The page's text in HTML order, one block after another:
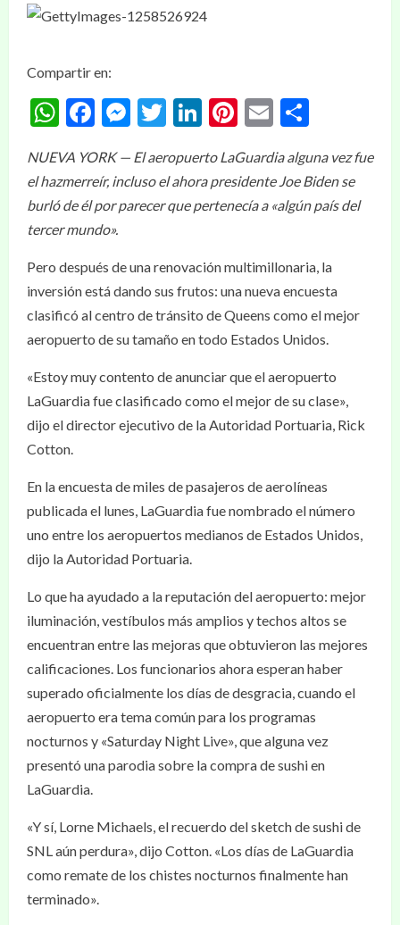
Compartir en:
WhatsApp
Facebook
Messenger
Twitter
LinkedIn
Pinterest
Email
NUEVA YORK — El aeropuerto LaGuardia alguna vez fue
el hazmerreír, incluso el ahora presidente Joe Biden se
burló de él por parecer que pertenecía a «algún país del
tercer mundo».
Pero después de una renovación multimillonaria, la
inversión está dando sus frutos: una nueva encuesta
clasificó al centro de tránsito de Queens como el mejor
aeropuerto de su tamaño en todo Estados Unidos.
«Estoy muy contento de anunciar que el aeropuerto
LaGuardia fue clasificado como el mejor de su clase»,
dijo el director ejecutivo de la Autoridad Portuaria, Rick
Cotton.
En la encuesta de miles de pasajeros de aerolíneas
publicada el lunes, LaGuardia fue nombrado el número
uno entre los aeropuertos medianos de Estados Unidos,
dijo la Autoridad Portuaria.
Lo que ha ayudado a la reputación del aeropuerto: mejor
iluminación, vestíbulos más amplios y techos altos se
encuentran entre las mejoras que obtuvieron las mejores
calificaciones. Los funcionarios ahora esperan haber
superado oficialmente los días de desgracia, cuando el
aeropuerto era tema común para los programas
nocturnos y «Saturday Night Live», que alguna vez
presentó una parodia sobre la compra de sushi en
LaGuardia.
«Y sí, Lorne Michaels, el recuerdo del sketch de sushi de
SNL aún perdura», dijo Cotton. «Los días de LaGuardia
como remate de los chistes nocturnos finalmente han
terminado».